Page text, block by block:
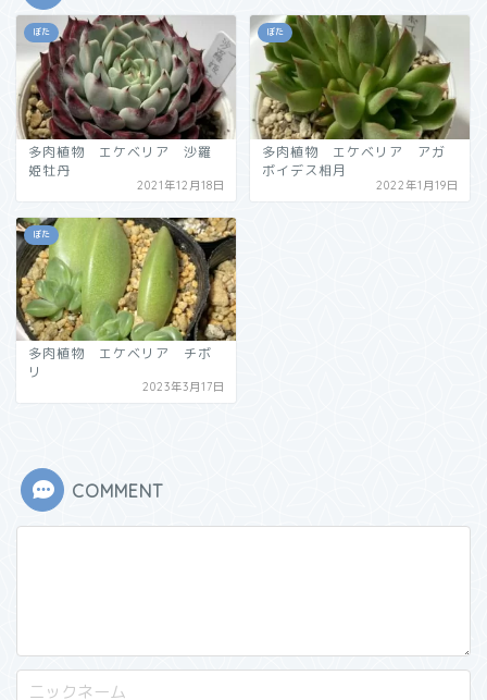
ぼた
多肉植物 エケベリア 沙羅
姫牡丹
2021年12月18日
ぼた
多肉植物 エケベリア アガ
ボイデス相月
2022年1月19日
ぼた
多肉植物 エケベリア チボ
リ
2023年3月17日
COMMENT